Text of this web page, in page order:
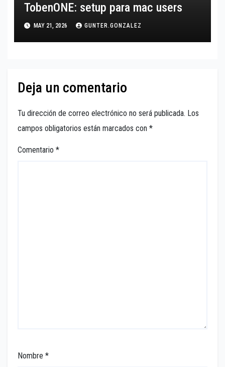
TobenONE: setup para mac users
MAY 21, 2026 GUNTER.GONZALEZ
Deja un comentario
Tu dirección de correo electrónico no será publicada. Los
campos obligatorios están marcados con *
Comentario *
Nombre *